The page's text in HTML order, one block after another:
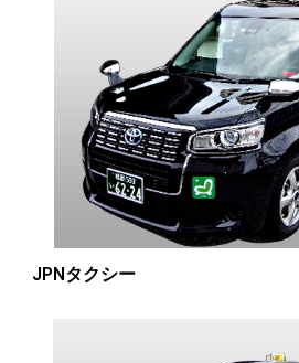
JPNタクシー